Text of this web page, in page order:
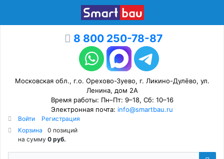
8 800 250-78-87
Московская обл., г.о. Орехово-Зуево, г. Ликино-Дулёво, ул.
Ленина, дом 2А
Время работы: Пн–Пт: 9–18, Сб: 10–16
Электронная почта: info@smartbau.ru
Войти
Регистрация
Корзина
0 позиций
на сумму 0 руб.